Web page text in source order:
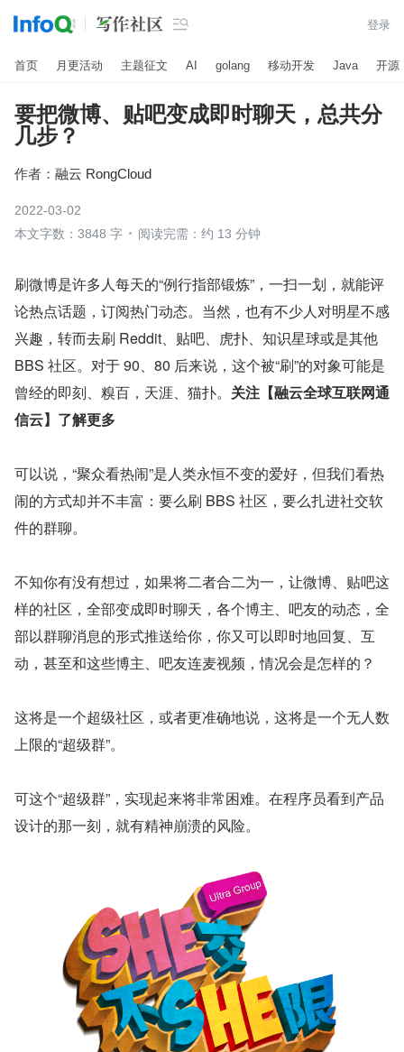
 登录
首页 月更活动 主题征文 AI golang 移动开发 Java 开源
要把微博、贴吧变成即时聊天，总共分
几步？
作者： 融云 RongCloud
2022-03-02
本文字数：3848 字
阅读完需：约 13 分钟
刷微博是许多人每天的“例行指部锻炼”，一扫一划，就能评
论热点话题，订阅热门动态。当然，也有不少人对明星不感
兴趣，转而去刷 Reddit、贴吧、虎扑、知识星球或是其他
BBS 社区。对于 90、80 后来说，这个被“刷”的对象可能是
曾经的即刻、糗百，天涯、猫扑。 关注【融云全球互联网通
信云】了解更多
可以说，“聚众看热闹”是人类永恒不变的爱好，但我们看热
闹的方式却并不丰富：要么刷 BBS 社区，要么扎进社交软
件的群聊。
不知你有没有想过，如果将二者合二为一，让微博、贴吧这
样的社区，全部变成即时聊天，各个博主、吧友的动态，全
部以群聊消息的形式推送给你，你又可以即时地回复、互
动，甚至和这些博主、吧友连麦视频，情况会是怎样的？
这将是一个超级社区，或者更准确地说，这将是一个无人数
上限的“超级群”。
可这个“超级群”，实现起来将非常困难。在程序员看到产品
设计的那一刻，就有精神崩溃的风险。